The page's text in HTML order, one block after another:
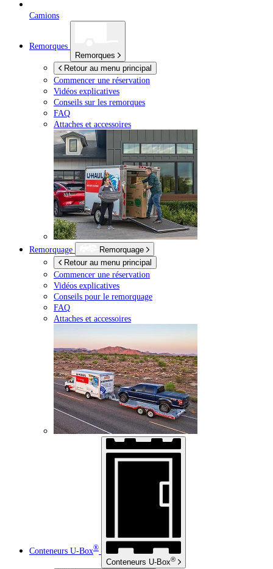
Camions
Remorques
Remorques
Retour au menu principal
Commencer une réservation
Vidéos explicatives
Conseils sur les remorques
FAQ
Attaches et accessoires
Remorquage
Remorquage
Retour au menu principal
Commencer une réservation
Vidéos explicatives
Conseils pour le remorquage
FAQ
Attaches et accessoires
Conteneurs U-Box®
Conteneurs U-Box®